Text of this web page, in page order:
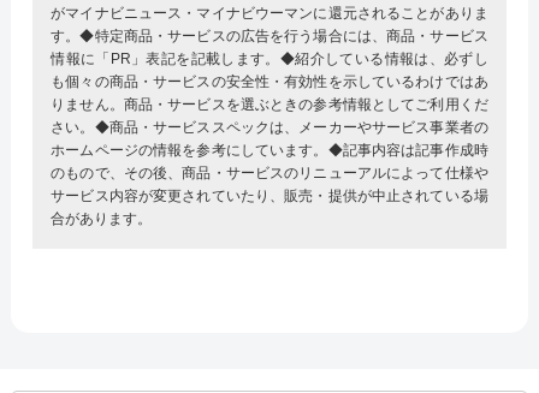
がマイナビニュース・マイナビウーマンに還元されることがありま
す。◆特定商品・サービスの広告を行う場合には、商品・サービス
情報に「PR」表記を記載します。◆紹介している情報は、必ずし
も個々の商品・サービスの安全性・有効性を示しているわけではあ
りません。商品・サービスを選ぶときの参考情報としてご利用くだ
さい。◆商品・サービススペックは、メーカーやサービス事業者の
ホームページの情報を参考にしています。◆記事内容は記事作成時
のもので、その後、商品・サービスのリニューアルによって仕様や
サービス内容が変更されていたり、販売・提供が中止されている場
合があります。